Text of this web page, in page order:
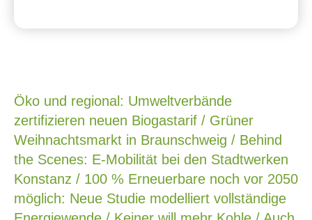
Öko und regional: Umweltverbände
zertifizieren neuen Biogastarif / Grüner
Weihnachtsmarkt in Braunschweig / Behind
the Scenes: E-Mobilität bei den Stadtwerken
Konstanz / 100 % Erneuerbare noch vor 2050
möglich: Neue Studie modelliert vollständige